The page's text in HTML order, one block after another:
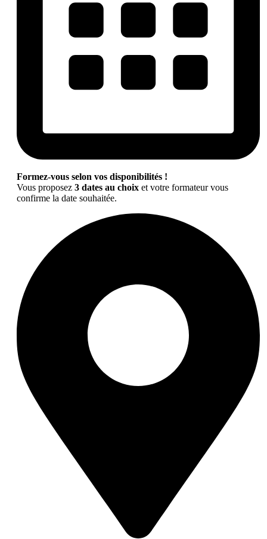
Formez-vous selon vos disponibilités !
Vous proposez 3 dates au choix et votre formateur vous
confirme la date souhaitée.